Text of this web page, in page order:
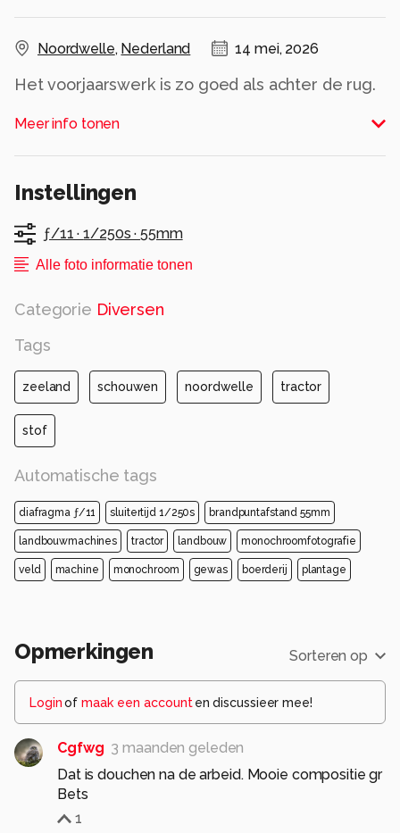
Noordwelle, Nederland 14 mei, 2026
Het voorjaarswerk is zo goed als achter de rug.
Alle rechten voorbehouden
Meer info tonen
Instellingen
ƒ/11 ·1/250s ·55mm
Alle foto informatie tonen
Categorie Diversen
Tags
zeeland schouwen noordwelle tractor
stof
Automatische tags
diafragma ƒ/11 sluitertijd 1/250s brandpuntafstand 55mm
landbouwmachines tractor landbouw monochroomfotografie
veld machine monochroom gewas boerderij plantage
Opmerkingen Sorteren op
Loginof maak een account en discussieer mee!
Cgfwg 3 maanden geleden
Dat is douchen na de arbeid. Mooie compositie gr
Bets
1